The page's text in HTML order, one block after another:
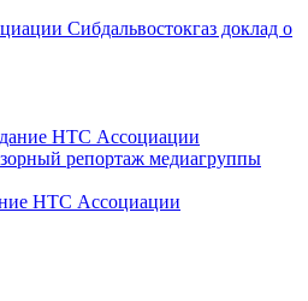
Сибдальвостокгаз доклад о
НТС Ассоциации